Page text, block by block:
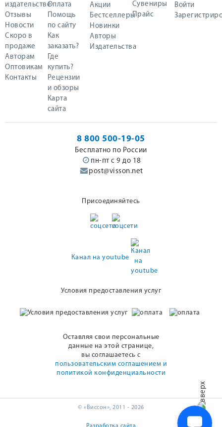
издательстве
Отзывы
Новости
Скоро в
продаже
Авторам
Оптовикам
Контакты
Оплата
Помощь
по сайту
Как
заказать?
Где
купить?
Рецензии
и обзоры
Карта
сайта
Акции
Бестселлеры
Новинки
Авторы
Издательства
Сувениры
Прайс
Войти
8 800 500-19-05
Бесплатно по России
пн-пт с 9 до 18
post@visson.net
Присоединяйтесь
Канал на youtube
Условия предоставления услуг
Оставляя свои персональные
данные на этой странице,
вы соглашаетесь с
пользовательским соглашением и
политикой конфиденциальности
© «Виссон», 2011 - 2026